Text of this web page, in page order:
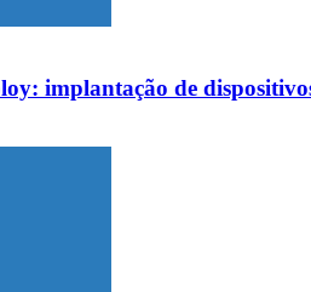
implantação de